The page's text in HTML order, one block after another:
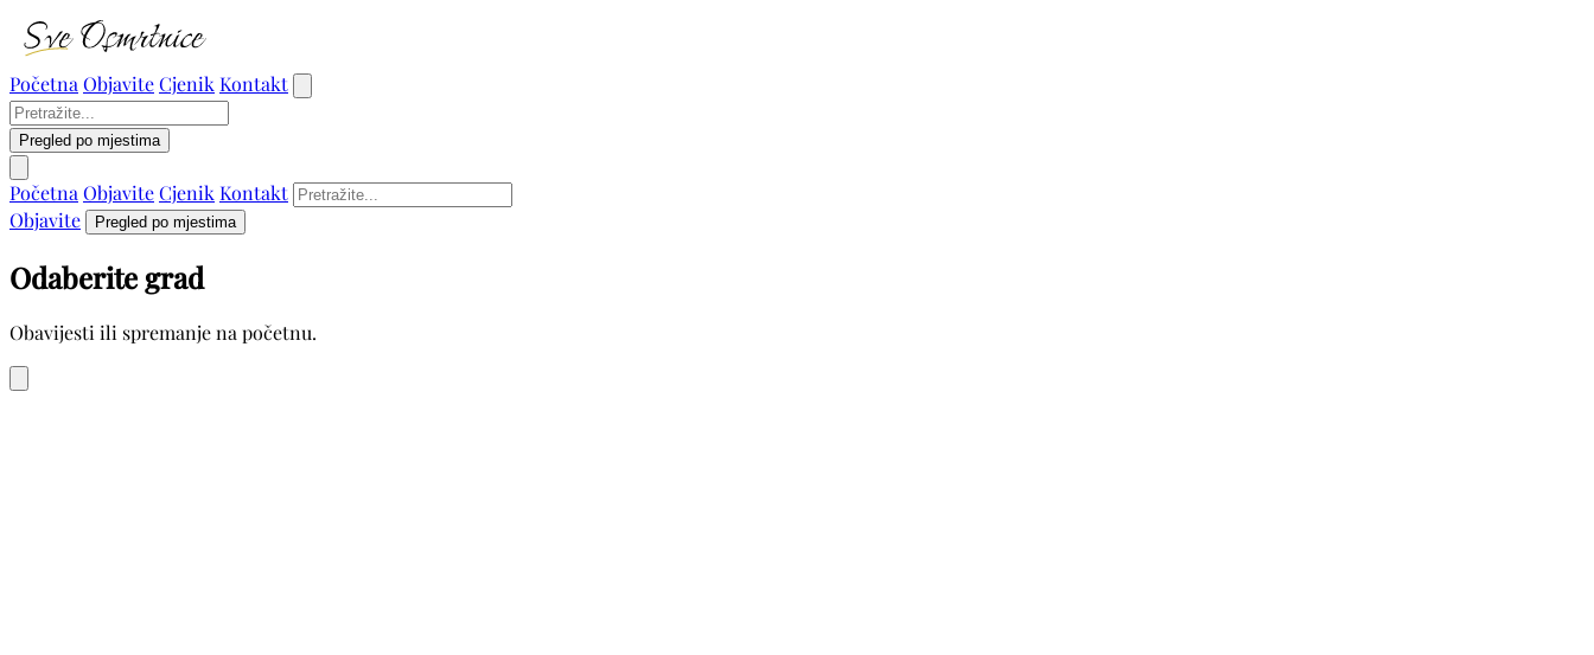
Početna ObjaviteCjenik Kontakt
Pregled po mjestima
Početna ObjaviteCjenik Kontakt
Objavite
Pregled po mjestima
Odaberite grad
Obavijesti ili spremanje na početnu.